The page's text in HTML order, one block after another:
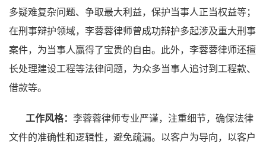
多疑难复杂问题、争取最大利益，保护当事人正当权益等；
在刑事辩护领域，李蓉蓉律师曾成功辩护多起涉及重大刑事
案件，为当事人赢得了宝贵的自由。此外，李蓉蓉律师还擅
长处理建设工程等法律问题，为众多当事人追讨到工程款、
借款等。
工作风格： 李蓉蓉律师专业严谨，注重细节，确保法律
文件的准确性和逻辑性，避免疏漏。以客户为导向，以客户